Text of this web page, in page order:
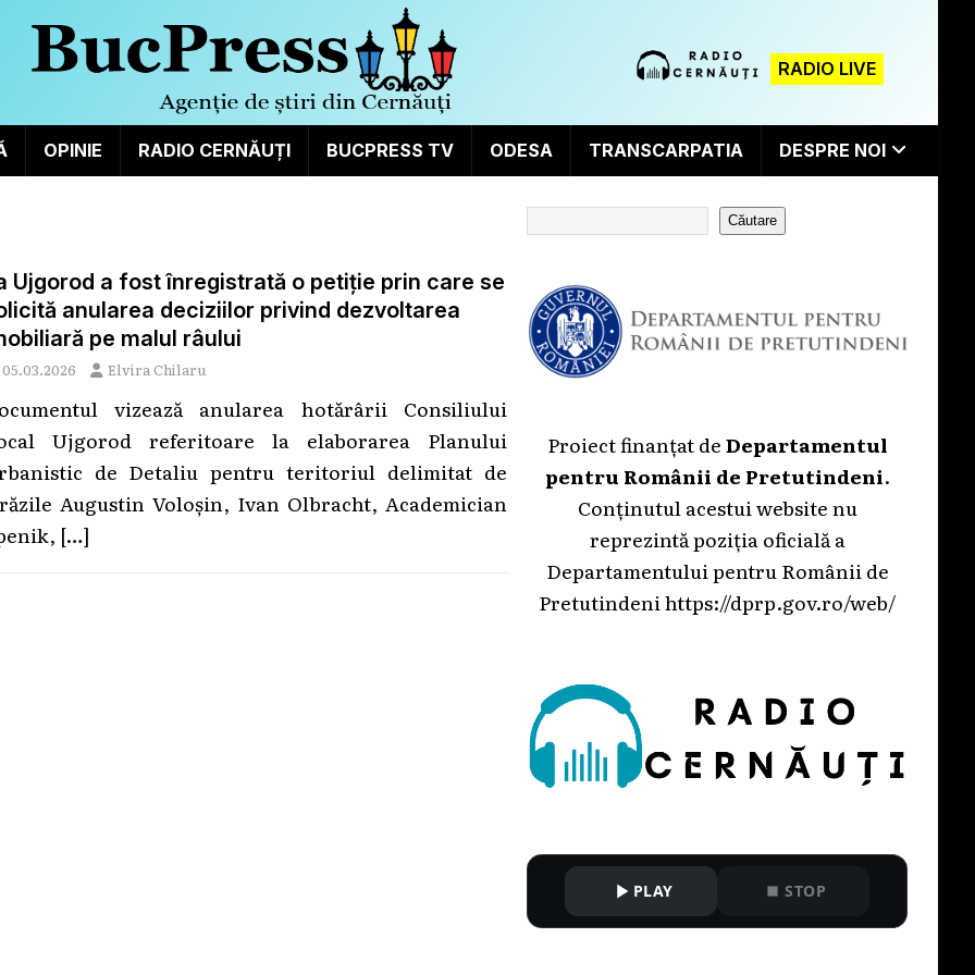
RADIO LIVE
OPINIE RADIO CERNĂUȚI BUCPRESS TV ODESA TRANSCARPATIA DESPRE NOI
Ujgorod a fost înregistrată o petiție prin care se
anularea deciziilor privind dezvoltarea
pe malul râului
05.03.2026 Elvira Chilaru
vizează anularea hotărârii Consiliului
Ujgorod referitoare la elaborarea Planului
de Detaliu pentru teritoriul delimitat de
Augustin Voloșin, Ivan Olbracht, Academician
[…]
Căutare
Proiect finanțat deDepartamentul
pentru Românii de Pretutindeni.
Conținutul acestui website nu
reprezintă poziția oficială a
Departamentului pentru Românii de
Pretutindenihttps://dprp.gov.ro/web/
PLAY STOP